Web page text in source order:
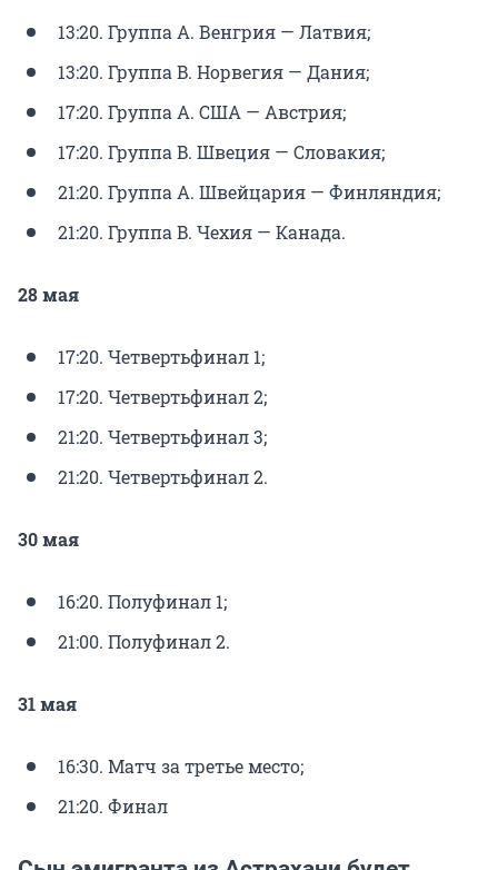
13:20. Группа A. Венгрия — Латвия;
13:20. Группа B. Норвегия — Дания;
17:20. Группа A. США — Австрия;
17:20. Группа B. Швеция — Словакия;
21:20. Группа A. Швейцария — Финляндия;
21:20. Группа B. Чехия — Канада.
28 мая
17:20. Четвертьфинал 1;
17:20. Четвертьфинал 2;
21:20. Четвертьфинал 3;
21:20. Четвертьфинал 2.
30 мая
16:20. Полуфинал 1;
21:00. Полуфинал 2.
31 мая
16:30. Матч за третье место;
21:20. Финал